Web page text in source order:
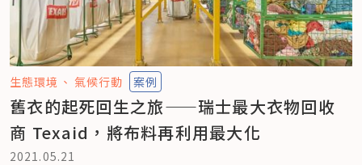
生態環境 氣候行動 案例
舊衣的起死回生之旅——瑞士最大衣物回收
商 Texaid，將布料再利用最大化
2021.05.21